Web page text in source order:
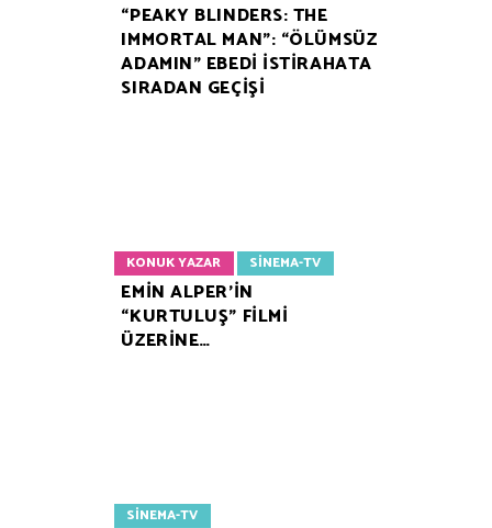
“PEAKY BLINDERS: THE
IMMORTAL MAN”: “ÖLÜMSÜZ
ADAMIN” EBEDİ İSTİRAHATA
SIRADAN GEÇİŞİ
KONUK YAZAR SINEMA-TV
EMİN ALPER’İN
“KURTULUŞ” FİLMİ
ÜZERİNE…
SINEMA-TV